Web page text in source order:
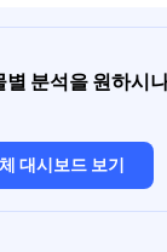
별 분석을 원하시
대시보드 보기